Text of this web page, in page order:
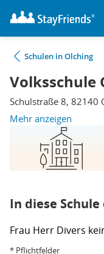
Schulen in Olching
Volksschule
Schulstraße 8, 82140
Mehr anzeigen
In diese
Frau Herr Divers
* Pflichtfelder